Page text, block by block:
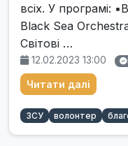
всіх. У програмі:
Black Sea
Світові …
12.02.2023 13:00
Читати далі
ЗСУ волонтер